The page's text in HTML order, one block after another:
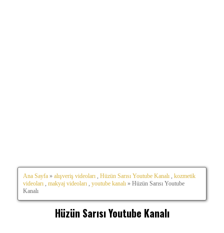
Ana Sayfa » alışveriş videoları Hüzün Sarısı Youtube Kanalı
kozmetik
videoları
makyaj videoları youtube kanalı » Hüzün Sarısı Youtube
Kanalı
Hüzün Sarısı Youtube Kanalı